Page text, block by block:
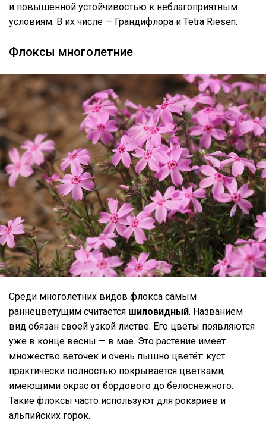
и повышенной устойчивостью к неблагоприятным
условиям. В их числе — Грандифлора и Tetra Riesen.
Флоксы многолетние
Среди многолетних видов флокса самым
раннецветущим считается шиловидный. Названием
вид обязан своей узкой листве. Его цветы появляются
уже в конце весны — в мае. Это растение имеет
множество веточек и очень пышно цветёт: куст
практически полностью покрывается цветками,
имеющими окрас от бордового до белоснежного.
Такие флоксы часто используют для рокариев и
альпийских горок.